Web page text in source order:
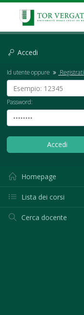
Accedi
Id utente oppure Registrati
Password:
Homepage
Lista dei corsi
Cerca docente